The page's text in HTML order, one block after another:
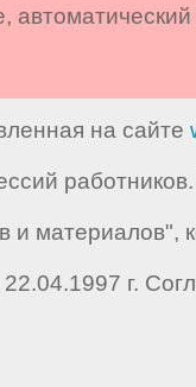
на сайте
и материалов",
г.